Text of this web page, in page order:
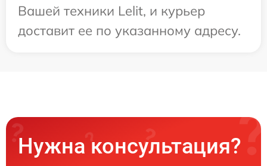
Вашей техники Lelit, и курьер
доставит ее по указанному адресу.
Нужна консультация?